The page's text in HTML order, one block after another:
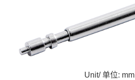
Unit/ 单位: mm